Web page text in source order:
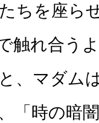
ちを座ら
触れ合う
、マダム
「時の暗